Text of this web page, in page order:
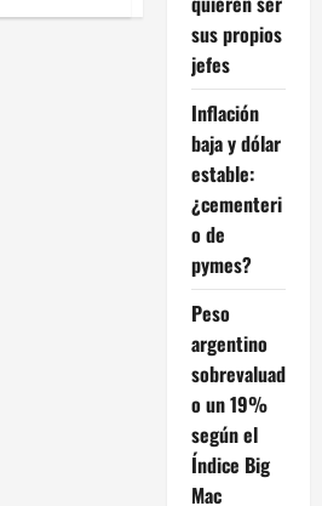
sus propios
jefes
Inflación
baja y dólar
estable:
¿cementeri
o de
pymes?
Peso
argentino
sobrevaluad
o un 19%
según el
Índice Big
Mac